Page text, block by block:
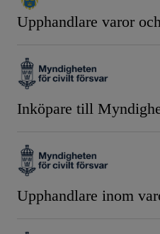
Upphandlare varor
Inköpare till
Upphandlare inom